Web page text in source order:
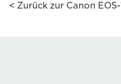
< Zurück zur Canon